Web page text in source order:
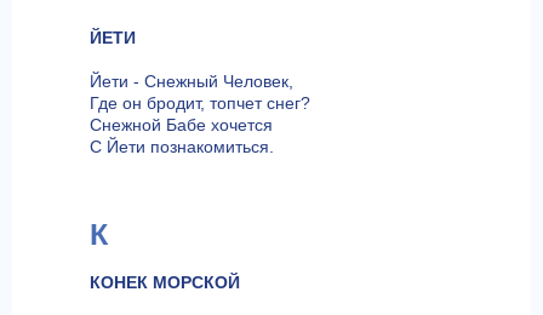
ЙЕТИ
Йети - Снежный Человек,
Где он бродит, топчет снег?
Снежной Бабе хочется
С Йети познакомиться.
К
КОНЕК МОРСКОЙ